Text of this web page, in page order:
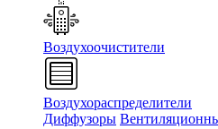
Воздухоочистители
Воздухораспределители
Диффузоры